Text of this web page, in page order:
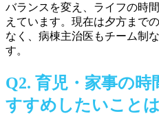
バランスを変え、ライフの時
えています。現在は夕方まで
なく、病棟主治医もチーム制
す。
Q2. 育児・家事の時
すすめしたいことは